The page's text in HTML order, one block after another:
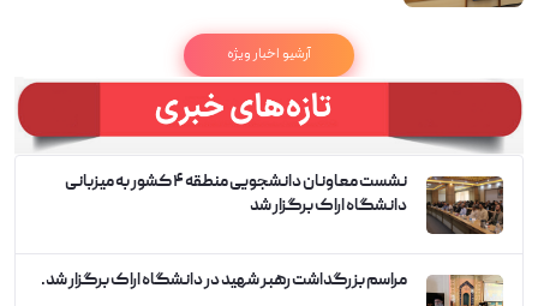
آرشیو اخبار ویژه
نشست معاونان دانشجویی منطقه ۴ کشور به میزبانی
دانشگاه اراک برگزار شد
مراسم بزرگداشت رهبر شهید در دانشگاه اراک برگزار شد.